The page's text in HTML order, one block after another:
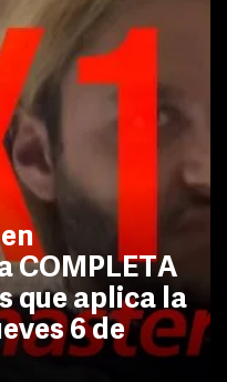
COMPLETA
que aplica la
6 de